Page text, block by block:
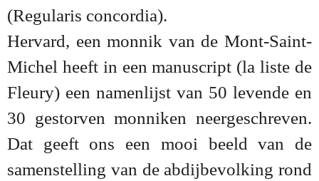
(Regularis concordia).
Hervard, een monnik van de Mont-Saint-
Michel heeft in een manuscript (la liste de
Fleury) een namenlijst van 50 levende en
30 gestorven monniken neergeschreven.
Dat geeft ons een mooi beeld van de
samenstelling van de abdijbevolking rond